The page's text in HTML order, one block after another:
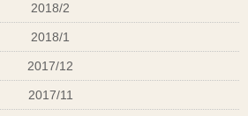
2018/2
2018/1
2017/12
2017/11